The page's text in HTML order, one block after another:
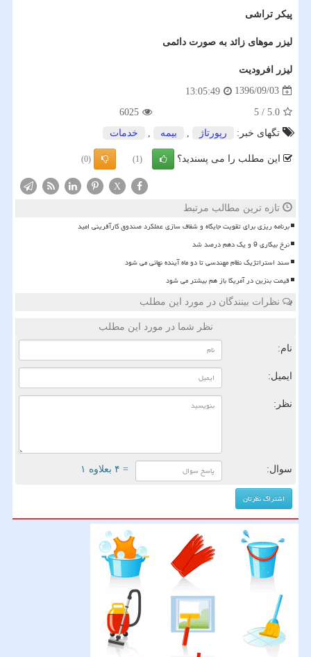
پیکر تراشی
لیزر موهای زائد به صورت دائمی
لیزر افرودیت
1396/09/03
13:05:49
5.0
/
5
6025
تگهای خبر:
رپورتاژ بیمه خدمات
این مطلب را می پسندید؟ (1)
(0)
X
تازه ترین مطالب مرتبط
برنامه ریزی برای تقویت جایگاه و شفاف سازی عملکرد صندوق کارآفرینی امید
نرخ بیکاری 9 و یک دهم درصد شد
سند استراتژیک نظام مهندسی تا دو ماه آینده نهائی می شود
قیمت بنزین در آمریکا باز هم بیشتر می شود
نظرات بینندگان در مورد این مطلب
نظر شما در مورد این مطلب
نام:
ایمیل:
نظر:
سوال: = ۴ بعلاوه ۱